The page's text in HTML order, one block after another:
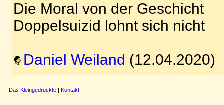
Die Moral von der Geschicht
Doppelsuizid lohnt sich nicht
Daniel Weiland (12.04.2020)
Das Kleingedruckte | Kontakt